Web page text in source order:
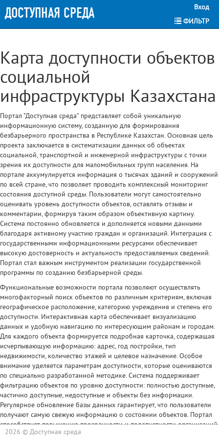
ДОСТУПНАЯ СРЕДА
Вход
ФИЛЬТР
Карта доступности объектов
социальной
инфраструктуры Казахстана
Портал "Доступная среда" представляет собой уникальную
информационную систему, созданную для формирования
безбарьерного пространства в Республике Казахстан. Основная цель
проекта заключается в систематизации данных об объектах
социальной, транспортной и инженерной инфраструктуры с точки
зрения их доступности для маломобильных групп населения. На
портале аккумулируется информация о тысячах зданий и сооружений
по всей стране, что позволяет проводить комплексный мониторинг
состояния доступной среды. Пользователи могут самостоятельно
оценивать уровень доступности объектов, оставлять отзывы и
комментарии, формируя таким образом объективную картину.
Система постоянно обновляется и дополняется новыми данными
благодаря активному участию граждан и организаций. Интеграция с
государственными информационными ресурсами обеспечивает
высокую достоверность и актуальность предоставляемых сведений.
Портал стал важным инструментом реализации государственной
программы по созданию безбарьерной среды.
Функциональные возможности портала позволяют осуществлять
многофакторный поиск объектов по различным критериям, включая
географическое расположение, категорию учреждения и степень его
доступности. Интерактивная карта обеспечивает визуализацию
данных и удобную навигацию по интересующим районам и городам.
Для каждого объекта формируется подробная карточка, содержащая
исчерпывающую информацию: адрес, год постройки, тип
недвижимости, количество этажей и целевое назначение. Особое
внимание уделяется параметрам доступности, которые оцениваются
по специально разработанной методике. Система поддерживает
фильтрацию объектов по уровню доступности: полностью доступные,
частично доступные, недоступные и объекты без информации.
Регулярное обновление базы данных гарантирует, что пользователи
получают самую свежую информацию о состоянии объектов. Портал
способствует повышению прозрачности и подотчетности организаций,
ответственных за создание доступной среды.
2026 © Доступная среда